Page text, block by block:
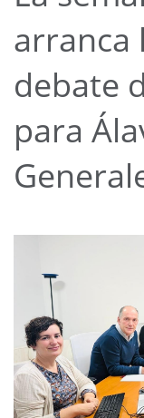
arranca
debate
para